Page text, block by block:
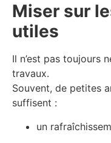
Miser sur
utiles
Il n’est pas toujours
travaux.
Souvent, de petites
suffisent :
un